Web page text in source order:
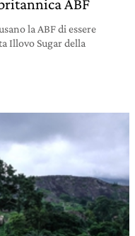
ABF
la ABF di essere
Illovo Sugar della